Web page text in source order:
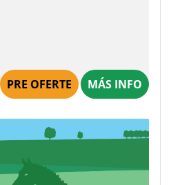
PRE OFERTE MÁS INFO